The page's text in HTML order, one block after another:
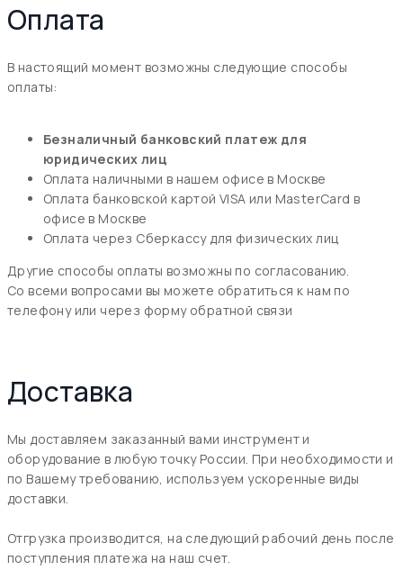
Оплата
В настоящий момент возможны следующие способы
оплаты:
Безналичный банковский платеж для
юридических лиц
Оплата наличными в нашем офисе в Москве
Оплата банковской картой VISA или MasterCard в
офисе в Москве
Оплата через Сберкассу для физических лиц
Другие способы оплаты возможны по согласованию.
Со всеми вопросами вы можете обратиться к нам по
телефону или через форму обратной связи
Доставка
Мы доставляем заказанный вами инструмент и
оборудование в любую точку России. При необходимости и
по Вашему требованию, используем ускоренные виды
доставки.
Отгрузка производится, на следующий рабочий день после
поступления платежа на наш счет.